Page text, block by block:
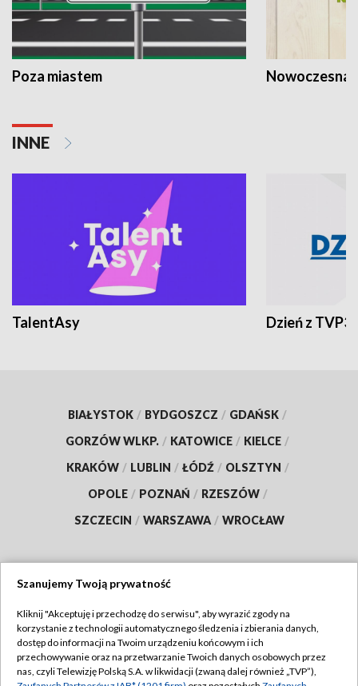
Poza miastem Nowoczesna
INNE
TalentAsy Dzień z TVP3
BIAŁYSTOK / BYDGOSZCZ / GDAŃSK /
GORZÓW WLKP. / KATOWICE / KIELCE /
KRAKÓW / LUBLIN / ŁÓDŹ / OLSZTYN /
OPOLE / POZNAŃ / RZESZÓW /
SZCZECIN / WARSZAWA / WROCŁAW
TVP
Abonament TVP
Regulamin TVP
Szanujemy Twoją prywatność
Kliknij "Akceptuję i przechodzę do serwisu", aby wyrazić zgody na
korzystanie z technologii automatycznego śledzenia i zbierania danych,
dostęp do informacji na Twoim urządzeniu końcowym i ich
przechowywanie oraz na przetwarzanie Twoich danych osobowych przez
nas, czyli Telewizję Polską S.A. w likwidacji (zwaną dalej również „TVP”),